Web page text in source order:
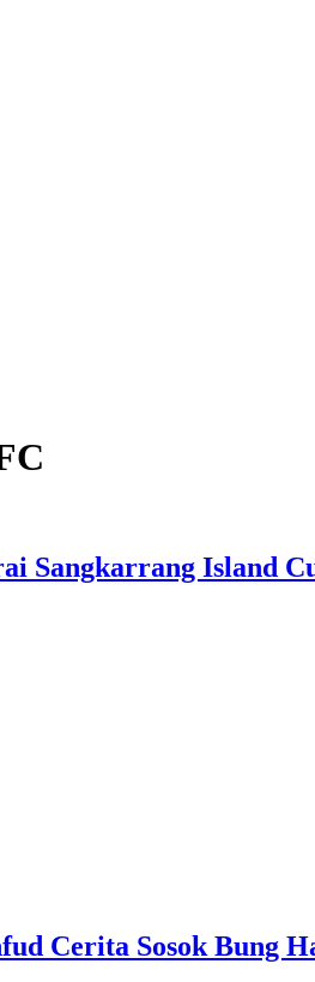
Sangkarrang Island
Cerita Sosok Bung